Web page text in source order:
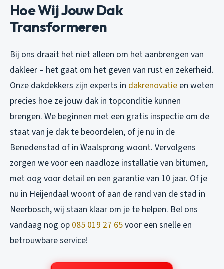
Hoe Wij Jouw Dak
Transformeren
Bij ons draait het niet alleen om het aanbrengen van
dakleer – het gaat om het geven van rust en zekerheid.
Onze dakdekkers zijn experts in dakrenovatie en weten
precies hoe ze jouw dak in topconditie kunnen
brengen. We beginnen met een gratis inspectie om de
staat van je dak te beoordelen, of je nu in de
Benedenstad of in Waalsprong woont. Vervolgens
zorgen we voor een naadloze installatie van bitumen,
met oog voor detail en een garantie van 10 jaar. Of je
nu in Heijendaal woont of aan de rand van de stad in
Neerbosch, wij staan klaar om je te helpen. Bel ons
vandaag nog op 085 019 27 65voor een snelle en
betrouwbare service!